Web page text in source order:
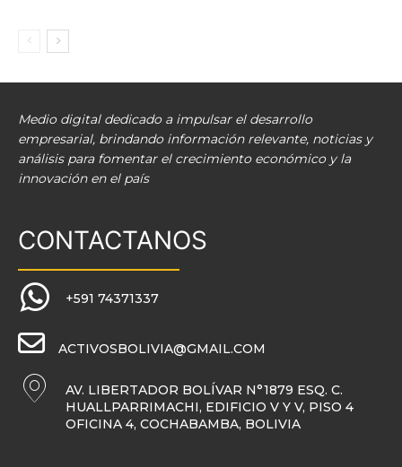
Medio digital dedicado a impulsar el desarrollo
empresarial, brindando información relevante, noticias y
análisis para fomentar el crecimiento económico y la
innovación en el país
CONTACTANOS
+591 74371337
ACTIVOSBOLIVIA@GMAIL.COM
AV. LIBERTADOR BOLÍVAR N°1879 ESQ. C.
HUALLPARRIMACHI, EDIFICIO V Y V, PISO 4
OFICINA 4, COCHABAMBA, BOLIVIA